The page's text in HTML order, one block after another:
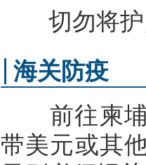
切勿将护
海关防疫
前往柬埔
带美元或其